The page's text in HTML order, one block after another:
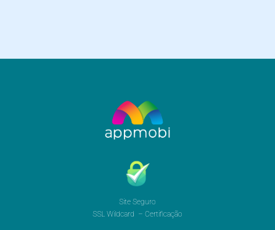
Site Seguro
SSL Wildcard – Certificação